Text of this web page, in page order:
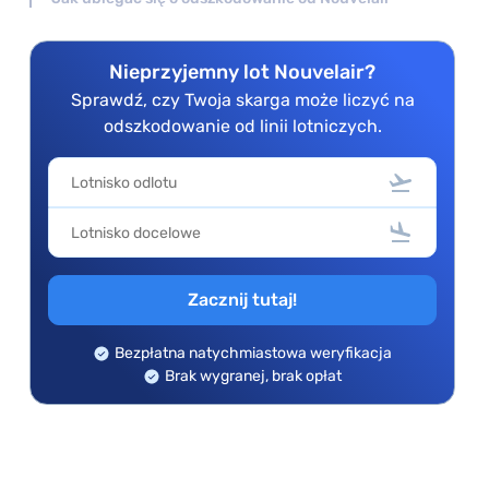
Nieprzyjemny lot Nouvelair?
Sprawdź, czy Twoja skarga może liczyć na
odszkodowanie od linii lotniczych.
Zacznij tutaj!
Bezpłatna natychmiastowa weryfikacja
Brak wygranej, brak opłat